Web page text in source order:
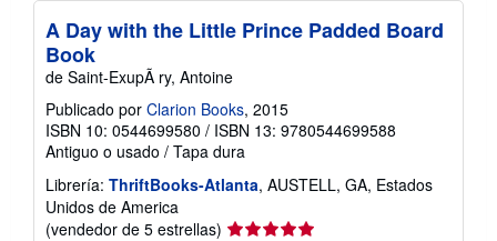
A Day with the Little Prince Padded Board
Book
de Saint-ExupÃ ry, Antoine
Publicado por Clarion Books, 2015
ISBN 10: 0544699580 / ISBN 13: 9780544699588
Antiguo o usado / Tapa dura
Librería: ThriftBooks-Atlanta, AUSTELL, GA, Estados
Unidos de America
(vendedor de 5 estrellas) Calificación